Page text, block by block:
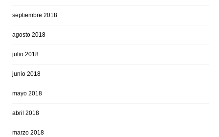
septiembre 2018
agosto 2018
julio 2018
junio 2018
mayo 2018
abril 2018
marzo 2018